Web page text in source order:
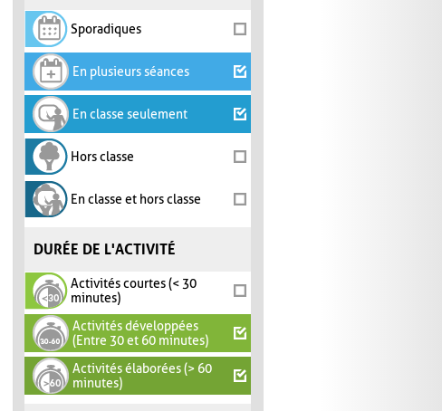
Sporadiques
En plusieurs séances
En classe seulement
Hors classe
En classe et hors classe
DURÉE DE L'ACTIVITÉ
Activités courtes (< 30
minutes)
Activités développées
(Entre 30 et 60 minutes)
Activités élaborées (> 60
minutes)